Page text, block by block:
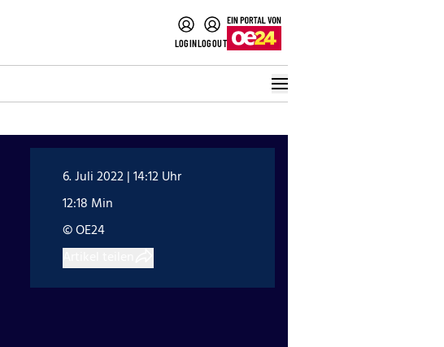
LOGINLOGOUT
6. Juli 2022 | 14:12 Uhr
12:18 Min
© OE24